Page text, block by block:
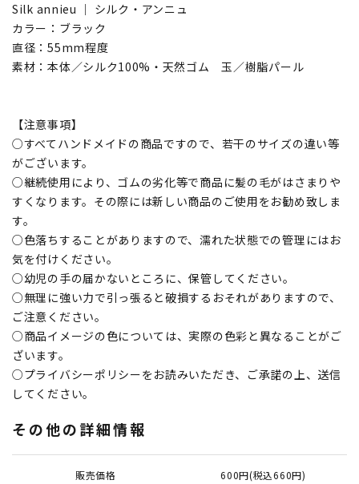
Silk annieu ｜ シルク・アンニュ
カラー：ブラック
直径：55mm程度
素材：本体／シルク100%・天然ゴム 玉／樹脂パール
【注意事項】
○すべてハンドメイドの商品ですので、若干のサイズの違い等
がございます。
○継続使用により、ゴムの劣化等で商品に髪の毛がはさまりや
すくなります。その際には新しい商品のご使用をお勧め致しま
す。
○色落ちすることがありますので、濡れた状態での管理にはお
気を付けください。
○幼児の手の届かないところに、保管してください。
○無理に強い力で引っ張ると破損するおそれがありますので、
ご注意ください。
○商品イメージの色については、実際の色彩と異なることがご
ざいます。
○プライバシーポリシーをお読みいただき、ご承諾の上、送信
してください。
その他の詳細情報
販売価格 600円(税込660円)